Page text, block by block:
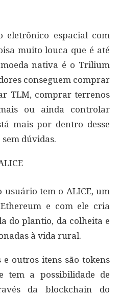
eletrônico espacial com
muito louca que é até
nativa é o Trilium
conseguem comprar
TLM, comprar terrenos
ou ainda controlar
mais por dentro desse
dúvidas.
tem o ALICE, um
e com ele cria
do plantio, da colheita e
à vida rural.
e outros itens são tokens
tem a possibilidade de
da blockchain do